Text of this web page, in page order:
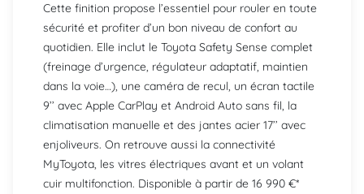
Cette finition propose l’essentiel pour rouler en toute
sécurité et profiter d’un bon niveau de confort au
quotidien. Elle inclut le Toyota Safety Sense complet
(freinage d’urgence, régulateur adaptatif, maintien
dans la voie…), une caméra de recul, un écran tactile
9’’ avec Apple CarPlay et Android Auto sans fil, la
climatisation manuelle et des jantes acier 17’’ avec
enjoliveurs. On retrouve aussi la connectivité
MyToyota, les vitres électriques avant et un volant
cuir multifonction. Disponible à partir de 16 990 €*